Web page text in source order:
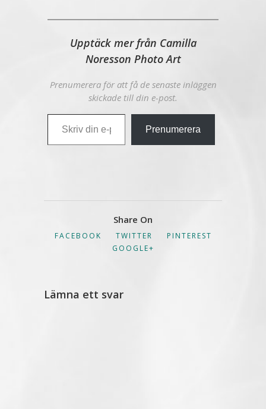
Upptäck mer från Camilla
Noresson Photo Art
Prenumerera för att få de senaste inläggen
skickade till din e-post.
Skriv din e-post …
Prenumerera
Share On
FACEBOOK TWITTER
PINTEREST
GOOGLE+
Lämna ett svar